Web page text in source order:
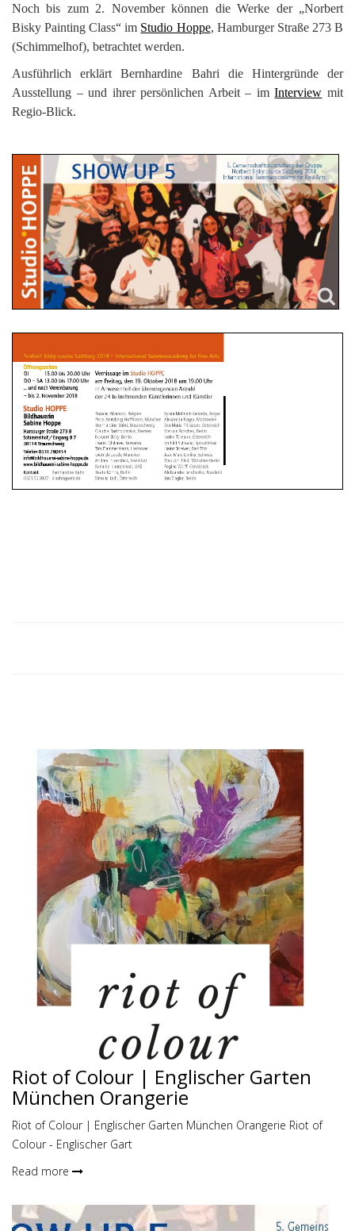
Noch bis zum 2. November können die Werke der „Norbert
Bisky Painting Class“ im Studio Hoppe, Hamburger Straße 273 B
(Schimmelhof), betrachtet werden.
Ausführlich erklärt Bernhardine Bahri die Hintergründe der
Ausstellung – und ihrer persönlichen Arbeit – imInterview mit
Regio-Blick.
Riot of Colour | Englischer Garten
München Orangerie
Riot of Colour | Englischer Garten München Orangerie Riot of
Colour - Englischer Gart
Read more